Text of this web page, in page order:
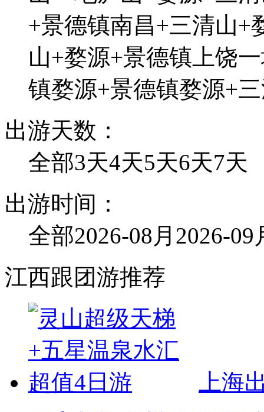
+景德镇南昌+三清山+
山+婺源+景德镇 上饶
镇婺源+景德镇婺源+
出游天数：
全部3天4天5天6天7天
出游时间：
全部2026-08月 2026-09
江西跟团游推荐
上海